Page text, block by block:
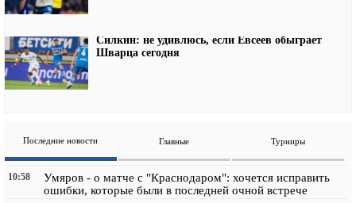
Силкин: не удивлюсь, если Евсеев обыграет
Шварца сегодня
Последние новости Главные Турниры
10:58
Умяров - о матче с "Краснодаром": хочется исправить
ошибки, которые были в последней очной встрече